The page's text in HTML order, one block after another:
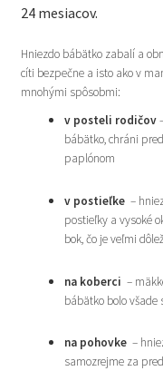
24 mesiacov.
Hniezdo bábätko zabalí a
cíti bezpečne a isto ako v
mnohými spôsobmi:
v posteli rodičov
bábätko, chráni
paplónom
v postieľke–
postieľky a vysoké
bok, čo je veľmi
na koberci –
bábätko bolo všade
na pohovke–
samozrejme za